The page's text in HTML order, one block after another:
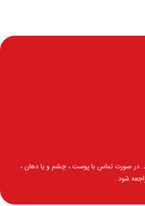
در صورت تماس با پوست ، چشم و یا دهان ،
شود .